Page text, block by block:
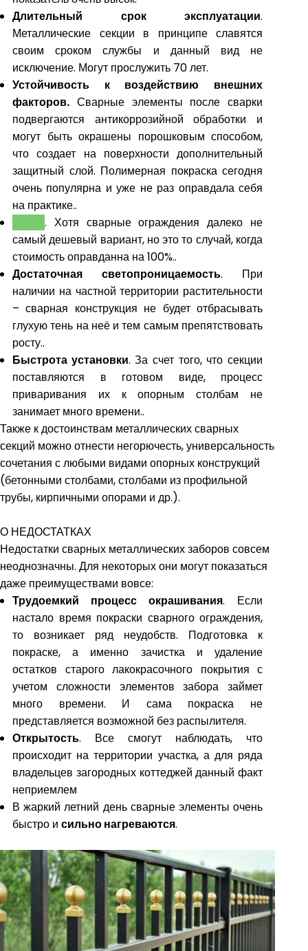
Длительный срок эксплуатации.
Металлические секции в принципе славятся
своим сроком службы и данный вид не
исключение. Могут прослужить 70 лет.
Устойчивость к воздействию внешних
факторов. Сварные элементы после сварки
подвергаются антикоррозийной обработки и
могут быть окрашены порошковым способом,
что создает на поверхности дополнительный
защитный слой. Полимерная покраска сегодня
очень популярна и уже не раз оправдала себя
на практике..
. Хотя сварные ограждения далеко не
самый дешевый вариант, но это то случай, когда
стоимость оправданна на 100%..
Достаточная светопроницаемость. При
наличии на частной территории растительности
– сварная конструкция не будет отбрасывать
глухую тень на неё и тем самым препятствовать
росту..
Быстрота установки. За счет того, что секции
поставляются в готовом виде, процесс
приваривания их к опорным столбам не
занимает много времени..
Также к достоинствам металлических сварных
секций можно отнести негорючесть, универсальность
сочетания с любыми видами опорных конструкций
(бетонными столбами, столбами из профильной
трубы, кирпичными опорами и др.).
О НЕДОСТАТКАХ
Недостатки сварных металлических заборов совсем
неоднозначны. Для некоторых они могут показаться
даже преимуществами вовсе:
Трудоемкий процесс окрашивания. Если
настало время покраски сварного ограждения,
то возникает ряд неудобств. Подготовка к
покраске, а именно зачистка и удаление
остатков старого лакокрасочного покрытия с
учетом сложности элементов забора займет
много времени. И сама покраска не
представляется возможной без распылителя.
Открытость. Все смогут наблюдать, что
происходит на территории участка, а для ряда
владельцев загородных коттеджей данный факт
неприемлем
В жаркий летний день сварные элементы очень
быстро и сильно нагреваются.